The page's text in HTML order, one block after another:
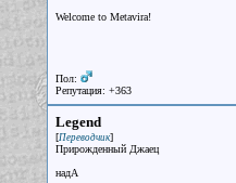
Welcome to Metavira!
Пол:
Репутация: +363
Legend
[Переводчик]
Прирожденный Джаец
надА